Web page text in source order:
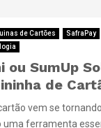
de Cartões SafraPay
ou SumUp
de
vem se
uma ferramenta